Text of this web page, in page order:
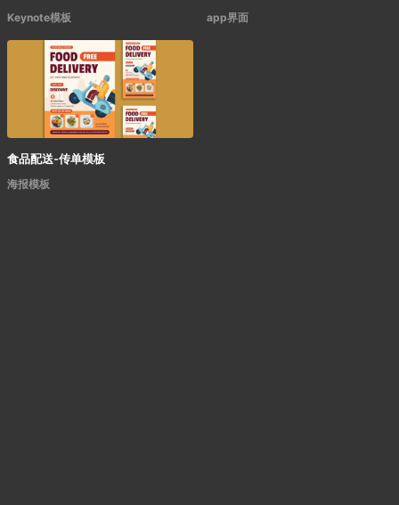
Keynote模板 app界面
食品配送-传单模板
海报模板